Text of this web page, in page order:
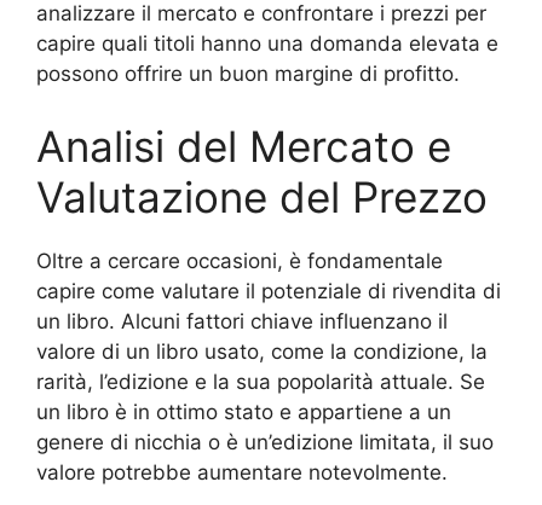
analizzare il mercato e confrontare i prezzi per
capire quali titoli hanno una domanda elevata e
possono offrire un buon margine di profitto.
Analisi del Mercato e
Valutazione del Prezzo
Oltre a cercare occasioni, è fondamentale
capire come valutare il potenziale di rivendita di
un libro. Alcuni fattori chiave influenzano il
valore di un libro usato, come la condizione, la
rarità, l’edizione e la sua popolarità attuale. Se
un libro è in ottimo stato e appartiene a un
genere di nicchia o è un’edizione limitata, il suo
valore potrebbe aumentare notevolmente.